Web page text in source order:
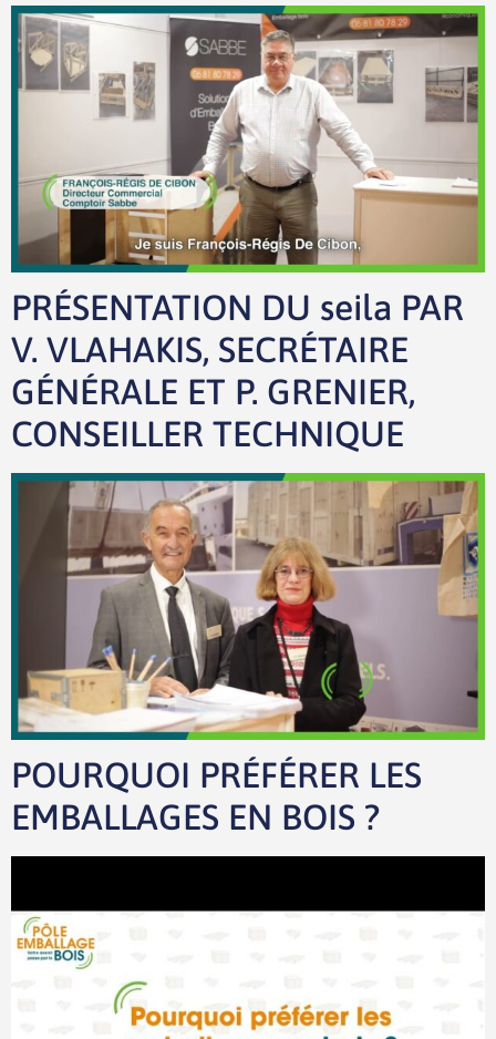
PRÉSENTATION DU seila PAR
V. VLAHAKIS, SECRÉTAIRE
GÉNÉRALE ET P. GRENIER,
CONSEILLER TECHNIQUE
POURQUOI PRÉFÉRER LES
EMBALLAGES EN BOIS ?